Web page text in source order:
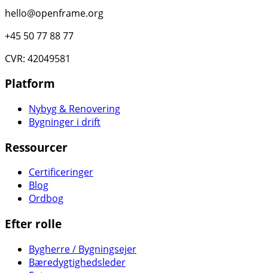
hello@openframe.org
+45 50 77 88 77
CVR: 42049581
Platform
Nybyg & Renovering
Bygninger i drift
Ressourcer
Certificeringer
Blog
Ordbog
Efter rolle
Bygherre / Bygningsejer
Bæredygtighedsleder